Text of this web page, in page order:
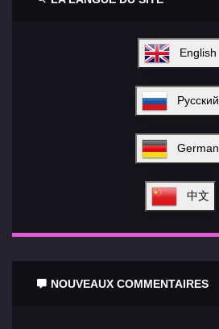
English
Русский
German
中文
NOUVEAUX COMMENTAIRES